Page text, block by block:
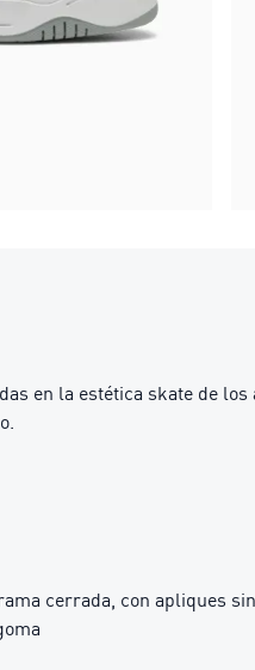
en la estética skate de
cerrada, con apliques